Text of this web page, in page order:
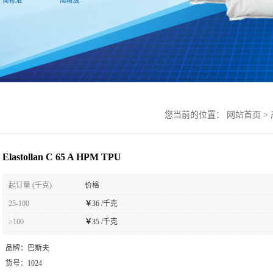
您当前的位置： 网站首页 >
Elastollan C 65 A HPM TPU
起订量 (千克) 价格
25-100 ￥36 /千克
≥100 ￥35 /千克
品牌：
巴斯夫
货号： 1024